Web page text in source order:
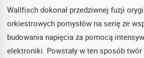
Wallfisch dokonał przedziwnej fuzji
orkiestrowych pomysłów na serię ze
budowania napięcia za pomocą
elektroniki. Powstały w ten sposób